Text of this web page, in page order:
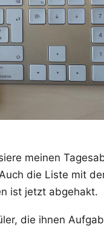
meinen
die Liste mit
ist jetzt abgehakt.
die ihnen